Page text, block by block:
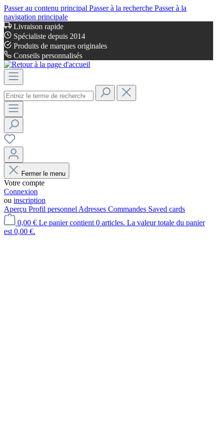
Passer au contenu principal Passer à la recherche Passer à la
navigation principale
Livraison rapide
Spécialiste depuis 2014
Produits de marques originales
Conseils personnalisés
Fermer le menu
Votre compte
Connexion
ou inscription
Aperçu Profil personnel Adresses Commandes Saved cards
0,00 € Le panier contient 0 articles. La valeur totale du panier
est 0,00 €.